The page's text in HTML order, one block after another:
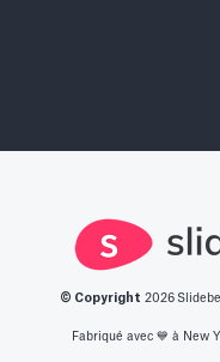
© Copyright 2026
Fabriqué avec 💙️ à New